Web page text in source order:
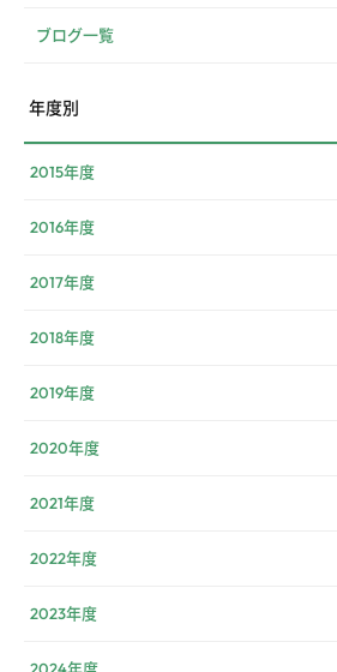
ブログ一覧
年度別
2015年度
2016年度
2017年度
2018年度
2019年度
2020年度
2021年度
2022年度
2023年度